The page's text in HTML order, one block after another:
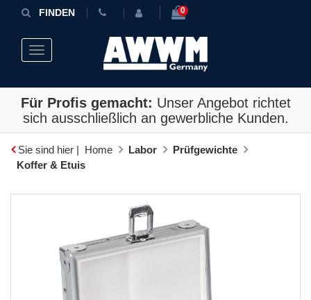
FINDEN 0
Toggle navigation
Für Profis gemacht: Unser Angebot richtet
sich ausschließlich an gewerbliche Kunden.
Sie sind hier | Home Labor
Prüfgewichte
Koffer & Etuis